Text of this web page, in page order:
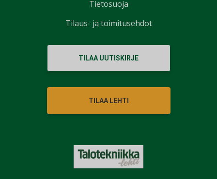
TILAA UUTISKIRJE
TILAA LEHTI
Tietosuoja
Tilaus- ja toimitusehdot